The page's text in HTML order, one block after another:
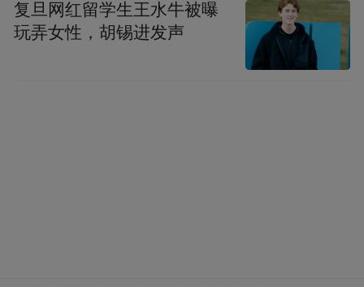
复旦网红留学生王水牛被曝
玩弄女性，胡锡进发声